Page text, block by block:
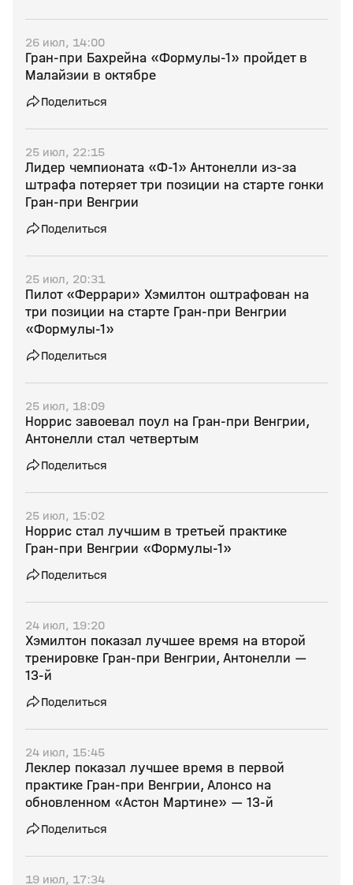
26 июл, 14:00
Гран‑при Бахрейна «Формулы‑1» пройдет в
Малайзии в октябре
Поделиться
25 июл, 22:15
Лидер чемпионата «Ф‑1» Антонелли из‑за
штрафа потеряет три позиции на старте гонки
Гран‑при Венгрии
Поделиться
25 июл, 20:31
Пилот «Феррари» Хэмилтон оштрафован на
три позиции на старте Гран‑при Венгрии
«Формулы‑1»
Поделиться
25 июл, 18:09
Норрис завоевал поул на Гран‑при Венгрии,
Антонелли стал четвертым
Поделиться
25 июл, 15:02
Норрис стал лучшим в третьей практике
Гран‑при Венгрии «Формулы‑1»
Поделиться
24 июл, 19:20
Хэмилтон показал лучшее время на второй
тренировке Гран‑при Венгрии, Антонелли —
13‑й
Поделиться
24 июл, 15:45
Леклер показал лучшее время в первой
практике Гран‑при Венгрии, Алонсо на
обновленном «Астон Мартине» — 13‑й
Поделиться
19 июл, 17:34